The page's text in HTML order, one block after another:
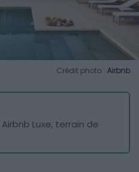
Crédit photo : Airbnb
Airbnb Luxe, terrain de